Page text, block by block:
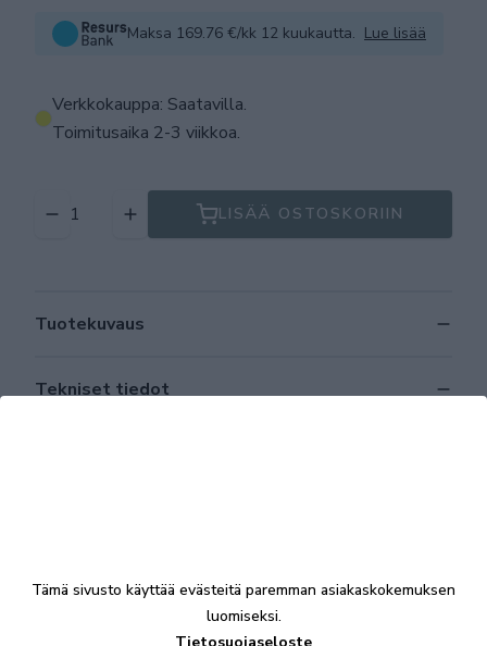
Maksa 169.76 €/kk 12 kuukautta. Lue lisää
Verkkokauppa: Saatavilla.
Toimitusaika 2-3 viikkoa.
LISÄÄ OSTOSKORIIN
Tuotekuvaus
Tekniset tiedot
Tämä sivusto käyttää evästeitä paremman asiakaskokemuksen
luomiseksi.